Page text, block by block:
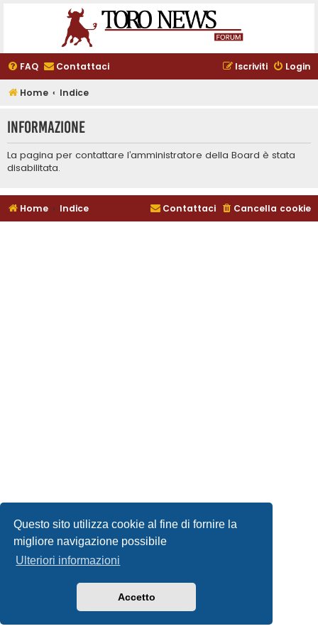
Questo sito utilizza cookie al fine di fornire la
migliore navigazione possibile
Ulteriori informazioni
Accetto
FAQ Contattaci Login
Iscriviti
Home Indice
Informazione
La pagina per contattare l’amministratore della Board è stata
disabilitata.
Home Indice Cancella cookie
Contattaci